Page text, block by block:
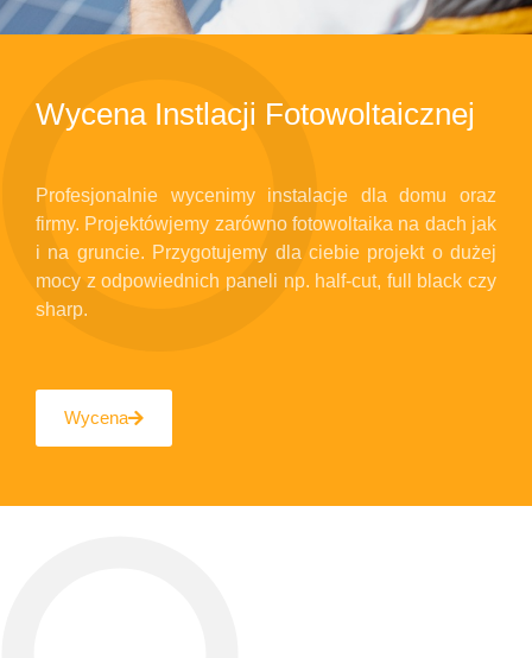
Wycena Instlacji Fotowoltaicznej
Profesjonalnie wycenimy instalacje dla domu oraz
firmy. Projektówjemy zarówno fotowoltaika na dach jak
i na gruncie. Przygotujemy dla ciebie projekt o dużej
mocy z odpowiednich paneli np. half-cut, full black czy
sharp.
Wycena